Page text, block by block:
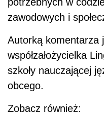
zawodowych i
Autorką komentarza
współzałożycielka
szkoły nauczającej
obcego.
Zobacz również: